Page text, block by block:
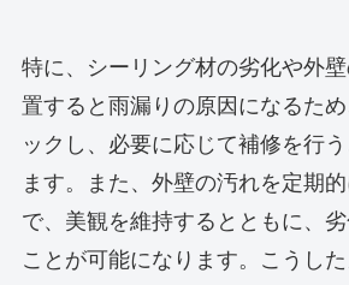
特に、シーリング材の劣化や外
置すると雨漏りの原因になるた
ックし、必要に応じて補修を行
ます。また、外壁の汚れを定期
で、美観を維持するとともに、
ことが可能になります。こうし